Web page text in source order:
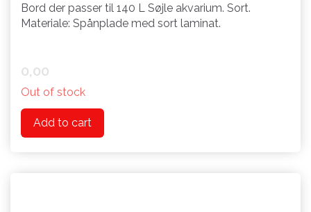
Bord der passer til 140 L Søjle akvarium. Sort.
Materiale: Spånplade med sort laminat.
0,00
Out of stock
Add to cart